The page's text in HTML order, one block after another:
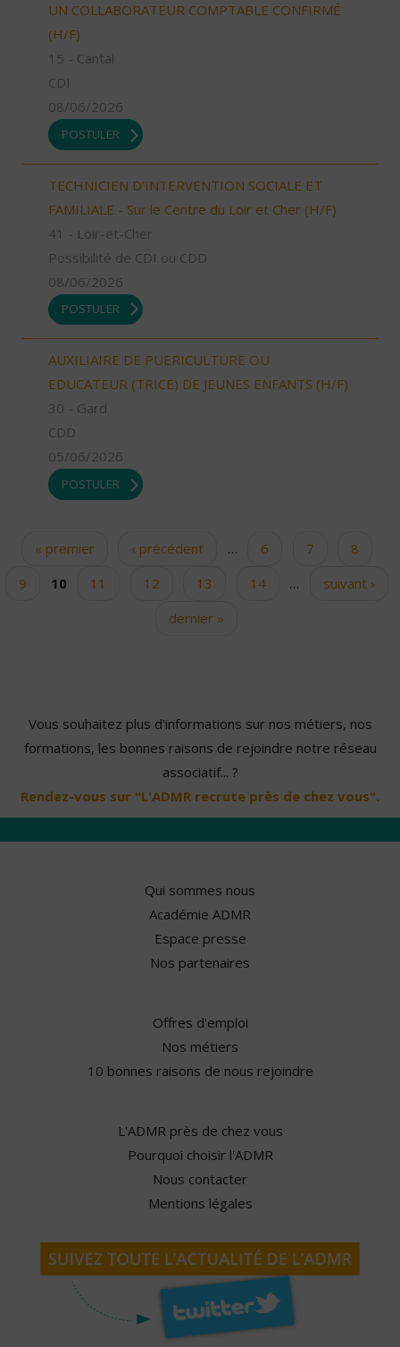
UN COLLABORATEUR COMPTABLE CONFIRMÉ
(H/F)
15 - Cantal
CDI
08/06/2026
POSTULER
TECHNICIEN D’INTERVENTION SOCIALE ET
FAMILIALE - Sur le Centre du Loir et Cher (H/F)
41 - Loir-et-Cher
Possibilité de CDI ou CDD
08/06/2026
POSTULER
AUXILIAIRE DE PUERICULTURE OU
EDUCATEUR (TRICE) DE JEUNES ENFANTS (H/F)
30 - Gard
CDD
05/06/2026
POSTULER
Pages« premier ‹ précédent … 6 7
8
9
10 11 12 13 14 …
suivant ›
dernier »
Vous souhaitez plus d'informations sur nos métiers, nos
formations, les bonnes raisons de rejoindre notre réseau
associatif... ?
Rendez-vous sur "L'ADMR recrute près de chez vous".
Qui sommes nous
Académie ADMR
Espace presse
Nos partenaires
Offres d'emploi
Nos métiers
10 bonnes raisons de nous rejoindre
L'ADMR près de chez vous
Pourquoi choisir l'ADMR
Nous contacter
Mentions légales